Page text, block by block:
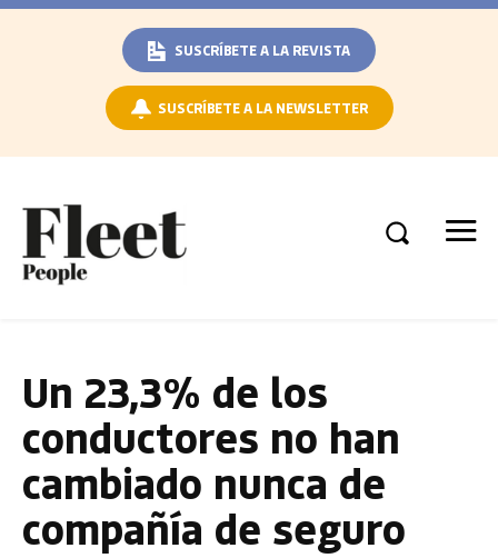
SUSCRÍBETE A LA REVISTA
SUSCRÍBETE A LA NEWSLETTER
Un 23,3% de los
conductores no han
cambiado nunca de
compañía de seguro